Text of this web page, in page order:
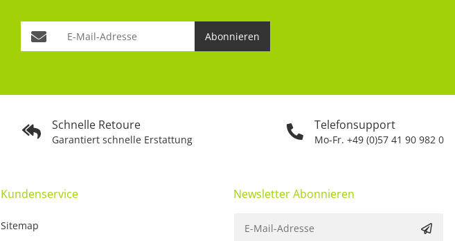
Schnelle Retoure
Garantiert schnelle Erstattung
Telefonsupport
Mo-Fr. +49 (0)57 41 90 982 0
Abonnieren
Kundenservice
Sitemap
Newsletter Abonnieren